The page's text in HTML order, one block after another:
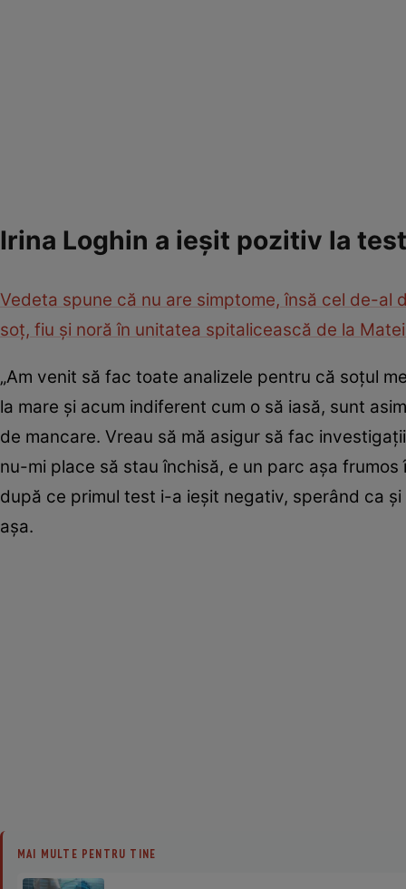
Irina Loghin a ieșit pozitiv la
Vedeta spune că nu are simptome, însă cel de-
soț, fiu și noră în unitatea spitalicească de la
„Am venit să fac toate analizele pentru că soţul
la mare şi acum indiferent cum o să iasă, sunt
de mancare. Vreau să mă asigur să fac
nu-mi place să stau închisă, e un parc aşa
după ce primul test i-a ieșit negativ, sperând ca
așa.
MAI MULTE PENTRU TINE